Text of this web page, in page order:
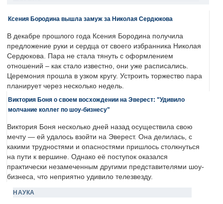
Ксения Бородина вышла замуж за Николая Сердюкова
В декабре прошлого года Ксения Бородина получила
предложение руки и сердца от своего избранника Николая
Сердюкова. Пара не стала тянуть с оформлением
отношений – как стало известно, они уже расписались.
Церемония прошла в узком кругу. Устроить торжество пара
планирует через несколько недель.
Виктория Боня о своем восхождении на Эверест: "Удивило
молчание коллег по шоу-бизнесу"
Виктория Боня несколько дней назад осуществила свою
мечту — ей удалось взойти на Эверест. Она делилась, с
какими трудностями и опасностями пришлось столкнуться
на пути к вершине. Однако её поступок оказался
практически незамеченным другими представителями шоу-
бизнеса, что неприятно удивило телезвезду.
НАУКА